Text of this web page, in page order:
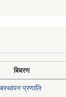
बिबरण
प्रणालि